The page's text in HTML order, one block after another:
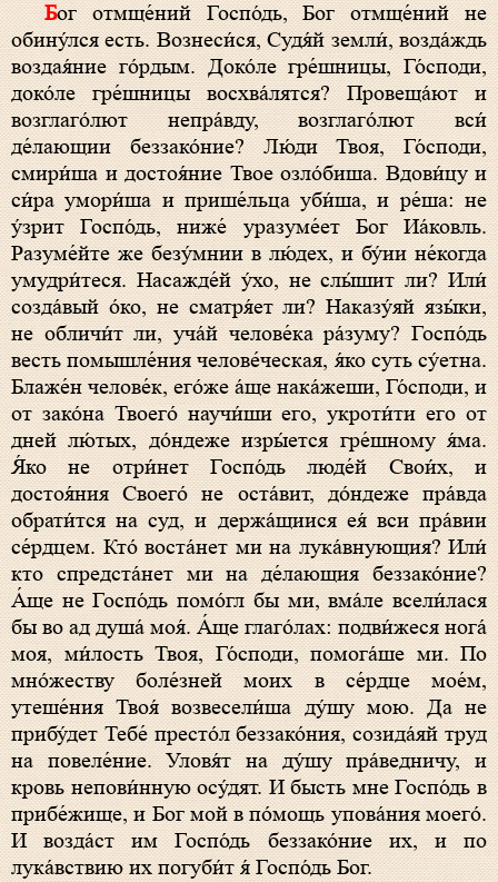
Бог отмще́ний Госпо́дь, Бог отмще́ний не
обину́лся есть. Вознеси́ся, Судя́й земли́, возда́ждь
воздая́ние го́рдым. Доко́ле гре́шницы, Го́споди,
доко́ле гре́шницы восхва́лятся? Провеща́ют и
возглаго́лют непра́вду, возглаго́лют вси́
де́лающии беззако́ние? Лю́ди Твоя, Го́споди,
смири́ша и достоя́ние Твое озло́биша. Вдови́цу и
си́ра умори́ша и прише́льца уби́ша, и ре́ша: не
у́зрит Госпо́дь, ниже́ уразуме́ет Бог Иа́ковль.
Разуме́йте же безу́мнии в лю́дех, и бу́ии не́когда
умудри́теся. Насажде́й у́хо, не слы́шит ли? Или́
созда́вый о́ко, не сматря́ет ли? Наказу́яй язы́ки,
не обличи́т ли, уча́й челове́ка ра́зуму? Госпо́дь
весть помышле́ния челове́ческая, я́ко суть су́етна.
Блаже́н челове́к, его́же а́ще нака́жеши, Го́споди, и
от зако́на Твоего́ научи́ши его, укроти́ти его от
дней лю́тых, до́ндеже изры́ется гре́шному я́ма.
Я́ко не отри́нет Госпо́дь люде́й Свои́х, и
достоя́ния Своего́ не оста́вит, до́ндеже пра́вда
обрати́тся на суд, и держа́щиися ея́ вси пра́вии
се́рдцем. Кто́ воста́нет ми на лука́внующия? Или́
кто спредста́нет ми на де́лающия беззако́ние?
А́ще не Госпо́дь помо́гл бы ми, вма́ле всели́лася
бы во ад душа́ моя́. А́ще глаго́лах: подви́жеся нога́
моя, ми́лость Твоя, Го́споди, помога́ше ми. По
мно́жеству боле́зней моих в се́рдце мое́м,
утеше́ния Твоя́ возвесели́ша ду́шу мою. Да не
прибу́дет Тебе́ престо́л беззако́ния, созида́яй труд
на повеле́ние. Уловя́т на ду́шу пра́ведничу, и
кровь непови́нную осу́дят. И бысть мне Госпо́дь в
прибе́жище, и Бог мой в по́мощь упова́ния моего́.
И возда́ст им Госпо́дь беззако́ние их, и по
лука́вствию их погуби́т я́ Госпо́дь Бог.